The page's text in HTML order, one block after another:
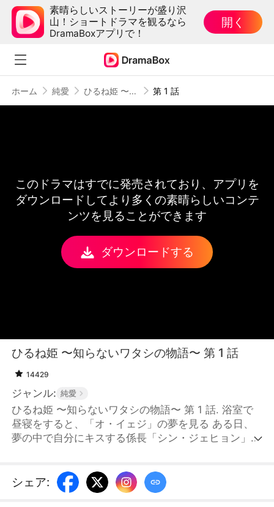
素晴らしいストーリーが盛り沢
山！ショートドラマを観るなら
DramaBoxアプリで！
開く
ホーム 純愛 ひるね姫 〜知らないワタシの物語〜 第 1 話
このドラマはすでに発売されており、アプリを
ダウンロードしてより多くの素晴らしいコンテ
ンツを見ることができます
ダウンロードする
ひるね姫 〜知らないワタシの物語〜 第 1 話
14429
ジャンル: 純愛
ひるね姫 〜知らないワタシの物語〜 第 1 話. 浴室で
昼寝をすると、「オ・イェジ」の夢を見る ある日、
夢の中で自分にキスする係長「シン・ジェヒョン」を
シェア: